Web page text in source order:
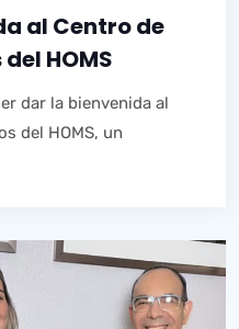
al Centro de
HOMS
dar la bienvenida al
del HOMS, un